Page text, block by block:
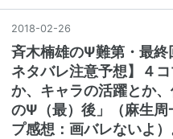
2018-02-26
斉木楠雄のΨ難第・最
ネタバレ注意予想】４
か、キャラの活躍とか
のΨ（最）後」（麻生周
プ感想：画バレないよ）